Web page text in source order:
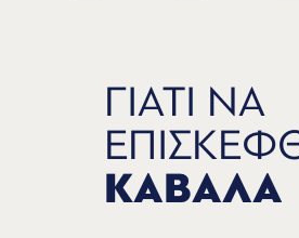
ΓΙΑΤΙ ΝΑ
ΚΑΒΑΛΑ